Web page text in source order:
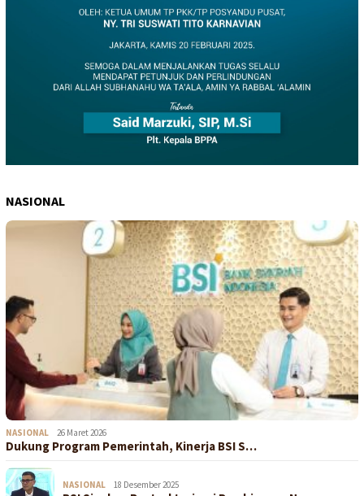
NASIONAL
NASIONAL 26 Maret 2026
Dukung Program Pemerintah, Kinerja BSI S…
NASIONAL 18 Desember 2025